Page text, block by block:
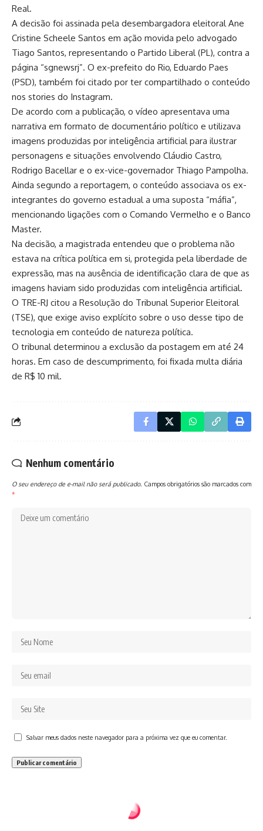
Real.
A decisão foi assinada pela desembargadora eleitoral Ane
Cristine Scheele Santos em ação movida pelo advogado
Tiago Santos, representando o Partido Liberal (PL), contra a
página “sgnewsrj”. O ex-prefeito do Rio, Eduardo Paes
(PSD), também foi citado por ter compartilhado o conteúdo
nos stories do Instagram.
De acordo com a publicação, o vídeo apresentava uma
narrativa em formato de documentário político e utilizava
imagens produzidas por inteligência artificial para ilustrar
personagens e situações envolvendo Cláudio Castro,
Rodrigo Bacellar e o ex-vice-governador Thiago Pampolha.
Ainda segundo a reportagem, o conteúdo associava os ex-
integrantes do governo estadual a uma suposta “máfia”,
mencionando ligações com o Comando Vermelho e o Banco
Master.
Na decisão, a magistrada entendeu que o problema não
estava na crítica política em si, protegida pela liberdade de
expressão, mas na ausência de identificação clara de que as
imagens haviam sido produzidas com inteligência artificial.
O TRE-RJ citou a Resolução do Tribunal Superior Eleitoral
(TSE), que exige aviso explícito sobre o uso desse tipo de
tecnologia em conteúdo de natureza política.
O tribunal determinou a exclusão da postagem em até 24
horas. Em caso de descumprimento, foi fixada multa diária
de R$ 10 mil.
Nenhum comentário
O seu endereço de e-mail não será publicado. Campos obrigatórios são marcados com
*
Salvar meus dados neste navegador para a próxima vez que eu comentar.